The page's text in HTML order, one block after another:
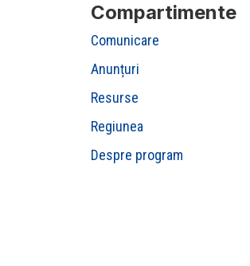
Compartimente
Comunicare
Anunțuri
Resurse
Regiunea
Despre program